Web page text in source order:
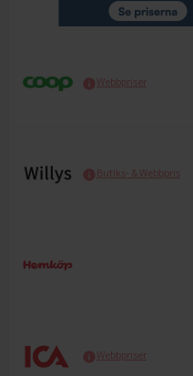
Webbpriser
Butiks- & Webbpris
Webbpriser